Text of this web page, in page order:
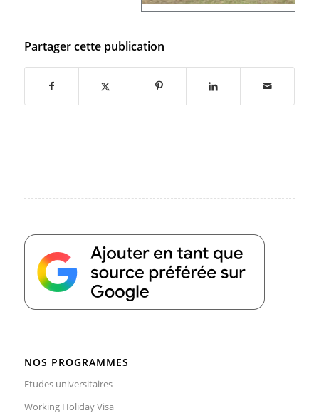
Partager cette publication
NOS PROGRAMMES
Etudes universitaires
Working Holiday Visa